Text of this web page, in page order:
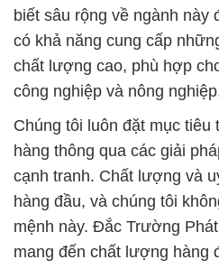
biết sâu rộng về ngành này
có khả năng cung cấp
chất lượng cao, phù hợp
công nghiệp và nông
Chúng tôi luôn đặt mục tiêu
hàng thông qua các giải
cạnh tranh. Chất lượng và
hàng đầu, và chúng tôi
mệnh này. Đắc Trường
mang đến chất lượng hàng